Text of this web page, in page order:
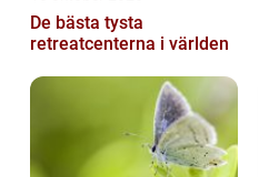
De bästa tysta
retreatcenterna i världen